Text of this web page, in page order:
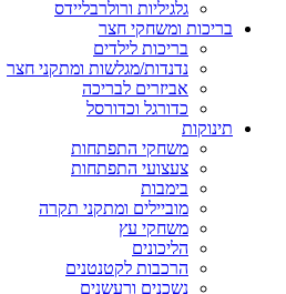
גלגיליות ורולרבליידס
בריכות ומשחקי חצר
בריכות לילדים
נדנדות/מגלשות ומתקני חצר
אביזרים לבריכה
כדורגל וכדורסל
תינוקות
משחקי התפתחות
צעצועי התפתחות
בימבות
מוביילים ומתקני תקרה
משחקי עץ
הליכונים
הרכבות לקטנטנים
נשכנים ורעשנים